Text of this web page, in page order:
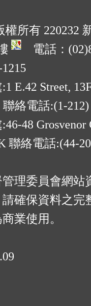
所有 220232
電話：
E.42 Street,
絡電話:(1-212)
48 Grosvenor
聯絡電話:(44-
理委員會網站
確保資料之完
業使用。